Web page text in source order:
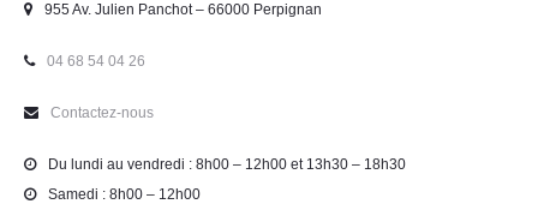
955 Av. Julien Panchot – 66000 Perpignan
04 68 54 04 26
Contactez-nous
Du lundi au vendredi : 8h00 – 12h00 et 13h30 – 18h30
Samedi : 8h00 – 12h00